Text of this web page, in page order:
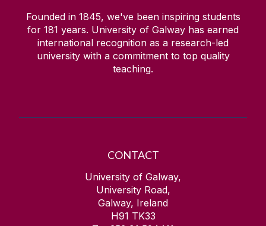
Founded in 1845, we've been inspiring students
for 181 years. University of Galway has earned
international recognition as a research-led
university with a commitment to top quality
teaching.
CONTACT
University of Galway,
University Road,
Galway, Ireland
H91 TK33